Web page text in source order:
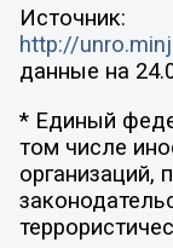
Источник:
http://
данные на
* Единый
том числе
организаций,